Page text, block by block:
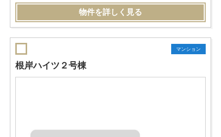
物件を詳しく見る
マンション
根岸ハイツ２号棟